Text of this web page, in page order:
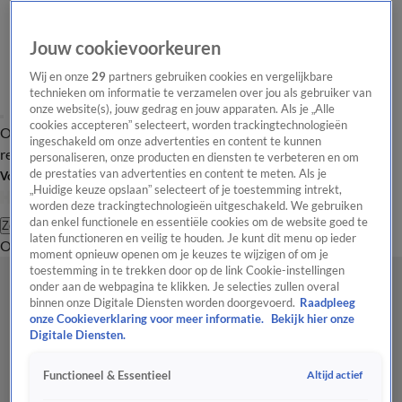
Overzicht Laatste nieuws Regionieuws Het beste van Hart
Tip de
redactie
Volg Hart van Nederland
Zoeken
OverzichtRegioUitzendingenWeerTip de redactiePanelVideo's
Jouw cookievoorkeuren
Wij en onze29 partners gebruiken cookies en vergelijkbare
technieken om informatie te verzamelen over jou als gebruiker van
onze website(s), jouw gedrag en jouw apparaten. Als je „Alle
cookies accepteren” selecteert, worden trackingtechnologieën
ingeschakeld om onze advertenties en content te kunnen
personaliseren, onze producten en diensten te verbeteren en om
de prestaties van advertenties en content te meten. Als je
„Huidige keuze opslaan” selecteert of je toestemming intrekt,
worden deze trackingtechnologieën uitgeschakeld. We gebruiken
dan enkel functionele en essentiële cookies om de website goed te
laten functioneren en veilig te houden. Je kunt dit menu op ieder
moment opnieuw openen om je keuzes te wijzigen of om je
toestemming in te trekken door op de link Cookie-instellingen
onder aan de webpagina te klikken. Je selecties zullen overal
binnen onze Digitale Diensten worden doorgevoerd. Raadpleeg
onze Cookieverklaring voor meer informatie.
Bekijk hier onze
Digitale Diensten.
Functioneel & Essentieel Altijd actief